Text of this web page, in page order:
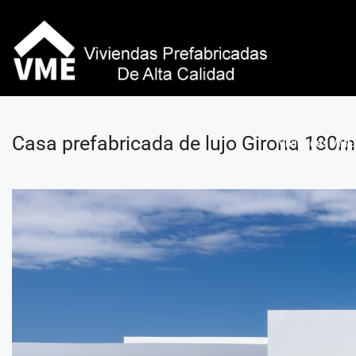
Viviendas
Casa prefabricada de lujo Girona